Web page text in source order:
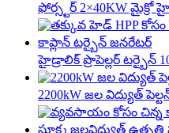
ఫోర్స్టర్ 2×40KW మైక్రో
హైడ్రాలిక్ ప్రొపెల్లర్ టర్బైన్
2200kW జల విద్యుత్